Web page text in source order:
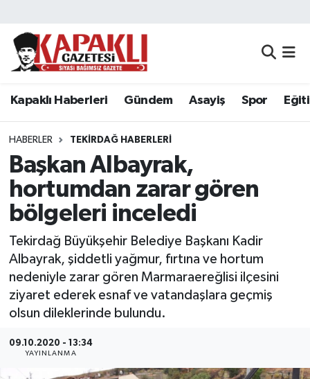
Kapaklı Haberleri Gündem Asayiş Spor
HABERLER TEKIRDAĞ HABERLERI
Başkan Albayrak,
hortumdan zarar gören
bölgeleri inceledi
Tekirdağ Büyükşehir Belediye Başkanı Kadir
Albayrak, şiddetli yağmur, fırtına ve hortum
nedeniyle zarar gören Marmaraereğlisi ilçesini
ziyaret ederek esnaf ve vatandaşlara geçmiş
olsun dileklerinde bulundu.
09.10.2020 - 13:34
YAYINLANMA
Kapaklı Haberleri
Asayiş
Spor
Eğitim
Siyaset
Resmi Reklamlar
Tekirdağ
Tekirdağ Nöbetçi Eczaneler
Tekirdağ Namaz Vakitleri
Tekirdağ Trafik Yoğunluk Haritası
Süper Lig Puan Durumu ve Fikstür
Tüm Manşetler
Son Dakika Haberleri
Haber Arşivi